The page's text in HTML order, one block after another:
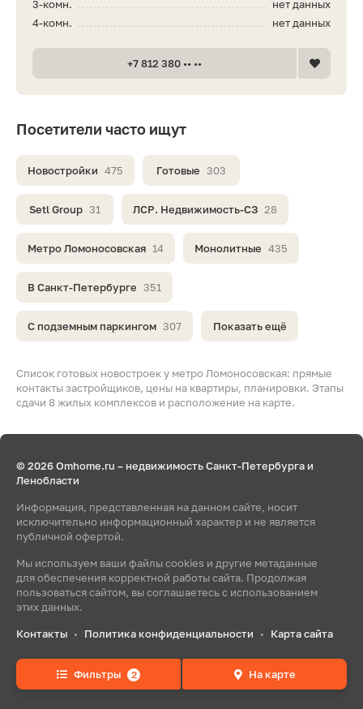
Список готовых новостроек у метро Ломоносовская: прямые
контакты застройщиков, цены на квартиры, планировки. Этапы
сдачи 8 жилых комплексов и расположение на карте.
Посетители часто ищут
Новостройки 475 Готовые 303
Setl Group 31 ЛСР. Недвижимость-СЗ 28
Метро Ломоносовская 14 Монолитные 435
В Санкт-Петербурге 351
С подземным паркингом 307 Показать ещё
нет данных
3-комн.
нет данных
4-комн.
+7 812 380 •• ••
© 2026 Omhome.ru – недвижимость Санкт-Петербурга и
Ленобласти
Информация, представленная на данном сайте, носит
исключительно информационный характер и не является
публичной офертой.
Мы используем ваши файлы cookies и другие метаданные
для обеспечения корректной работы сайта. Продолжая
пользоваться сайтом, вы соглашаетесь с использованием
этих данных.
Контакты • Политика конфиденциальности • Карта сайта
Фильтры 2 На карте